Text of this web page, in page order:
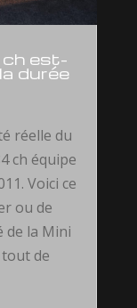
est-
durée
réelle du
ch équipe
Voici ce
ou de
de la Mini
de